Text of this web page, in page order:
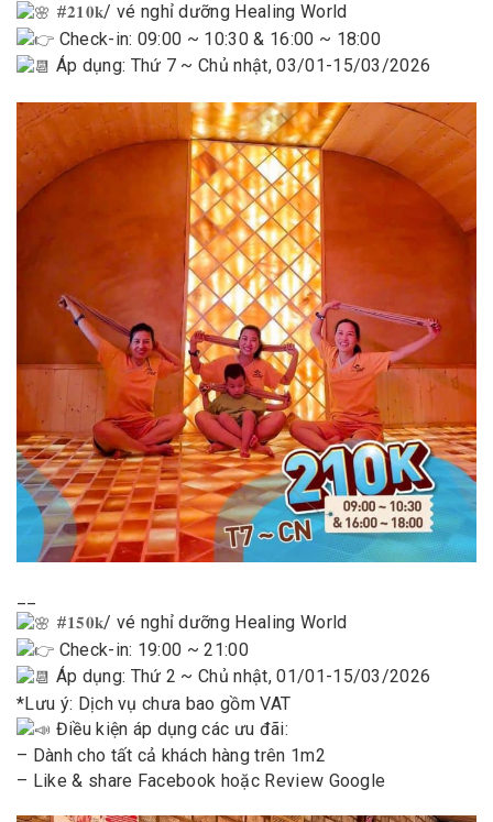
#𝟐𝟏𝟎𝐤/ vé nghỉ dưỡng Healing World
Check-in: 09:00 ~ 10:30 & 16:00 ~ 18:00
Áp dụng: Thứ 7 ~ Chủ nhật, 03/01-15/03/2026
#𝟏𝟓𝟎𝐤/ vé nghỉ dưỡng Healing World
Check-in: 19:00 ~ 21:00
Áp dụng: Thứ 2 ~ Chủ nhật, 01/01-15/03/2026
*Lưu ý: Dịch vụ chưa bao gồm VAT
Điều kiện áp dụng các ưu đãi:
– Dành cho tất cả khách hàng trên 1m2
– Like & share Facebook hoặc Review Google